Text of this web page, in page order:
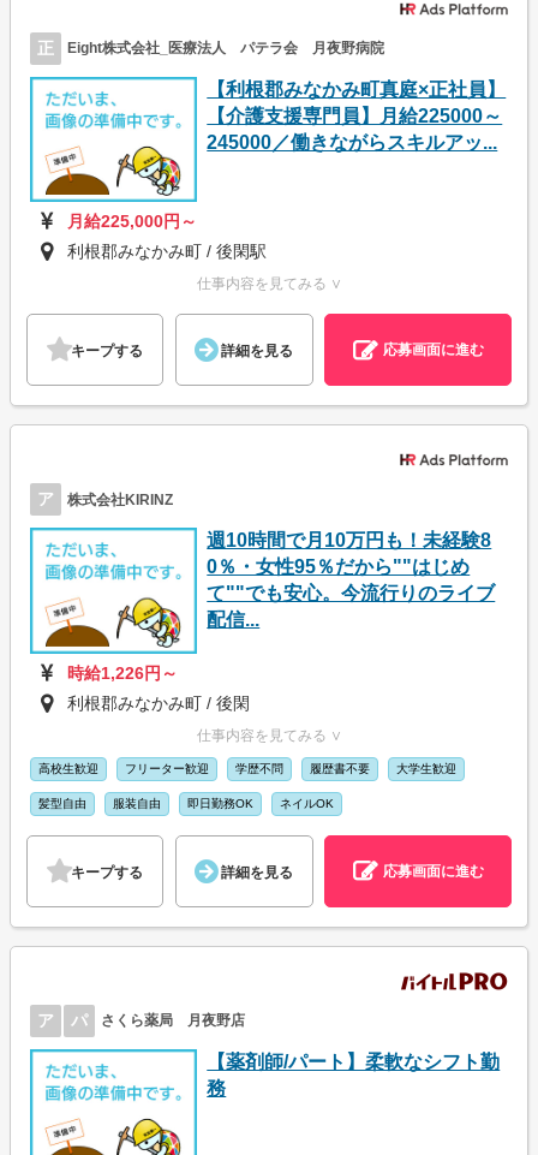
正 Eight株式会社_医療法人 パテラ会 月夜野病院
【利根郡みなかみ町真庭×正社員】
【介護支援専門員】月給225000～
245000／働きながらスキルアッ...
月給225,000円～
利根郡みなかみ町 / 後閑駅
仕事内容を見てみる ∨
キープする 詳細を見る 応募画面に進む
ア 株式会社KIRINZ
週10時間で月10万円も！未経験8
0％・女性95％だから""はじめ
て""でも安心。今流行りのライブ
配信...
時給1,226円～
利根郡みなかみ町 / 後閑
仕事内容を見てみる ∨
高校生歓迎 フリーター歓迎 学歴不問 履歴書不要 大学生歓迎
髪型自由 服装自由 即日勤務OK ネイルOK
キープする 詳細を見る 応募画面に進む
ア パ さくら薬局 月夜野店
【薬剤師/パート】柔軟なシフト勤
務